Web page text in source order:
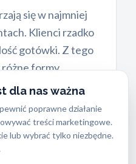
dla nas ważna
poprawne działanie
treści marketingowe.
lub wybrać tylko niezbędne.
się w najmniej
Klienci rzadko
gotówki. Z tego
formy
u klienta.
za pomocą
systemu BLIK lub
musisz szukać